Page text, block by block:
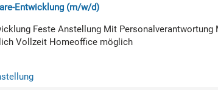
Entwicklung (m/w/d)
Feste Anstellung Mit Personalverantwortung
Vollzeit Homeoffice möglich